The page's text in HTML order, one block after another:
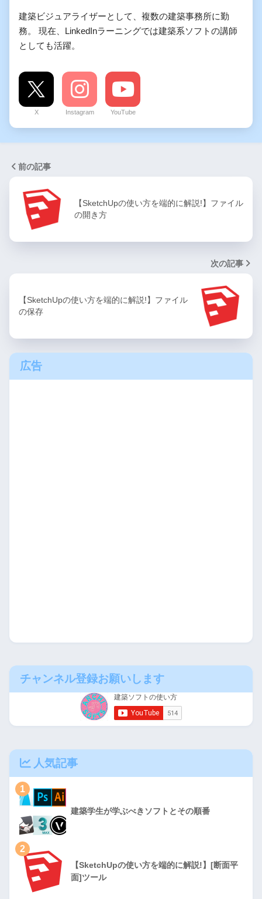
建築ビジュアライザーとして、複数の建築事務所に勤
務。 現在、LinkedInラーニングでは建築系ソフトの講師
としても活躍。
X Instagram YouTube
前の記事
【SketchUpの使い方を端的に解説!】ファイル
の開き方
次の記事
【SketchUpの使い方を端的に解説!】ファイル
の保存
広告
チャンネル登録お願いします
人気記事
1
建築学生が学ぶべきソフトとその順番
2
【SketchUpの使い方を端的に解説!】[断面平
面]ツール